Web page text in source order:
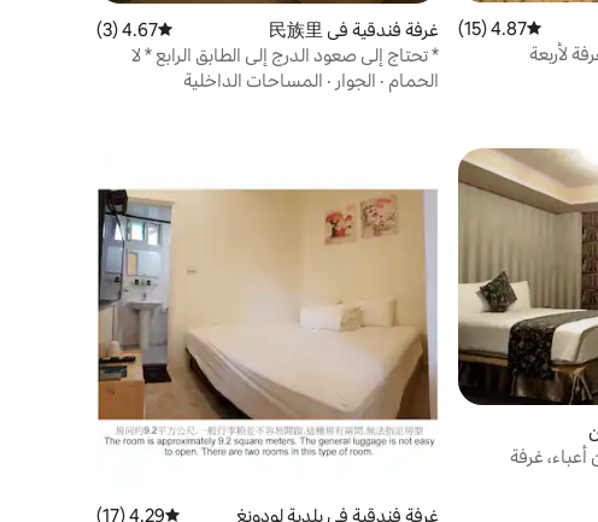
متوسط التقييم 4.87 من 5، 15 مراجعات
4.87 (15)
لأربعة
معززة
غرفة فندقية في 民族里 متوسط التقييم 4.67 من 5، 3 مراجعات
4.67 (3)
* تحتاج إلى صعود الدرج إلى الطابق الرابع * لا
توجد معدات مصعد صحية ولا تنسى لياقتك
البدنية * غرفة مزدوجة بمساحة خاصة بسرير
الحمام · الجوار · المساحات الداخلية
أعباء، غرفة
غرفة فندقية في بلدية لودونغ
متوسط التقييم 4.29 من 5، 17 مراجعات
4.29 (17)